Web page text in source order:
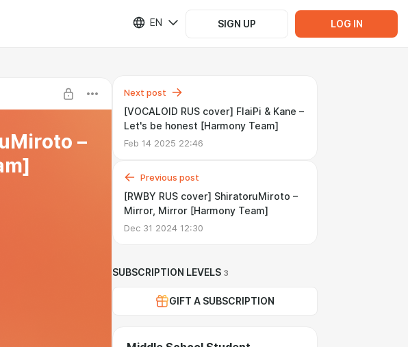
EN SIGN UP LOG IN
–
Next post
[VOCALOID RUS cover] FlaiPi & Kane –
Let's be honest [Harmony Team]
Feb 14 2025 22:46
Previous post
[RWBY RUS cover] ShiratoruMiroto –
Mirror, Mirror [Harmony Team]
Dec 31 2024 12:30
SUBSCRIPTION LEVELS 3
GIFT A SUBSCRIPTION